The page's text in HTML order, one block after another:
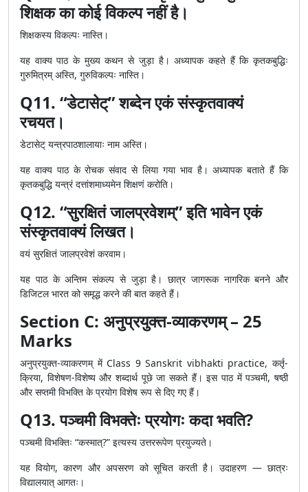
शिक्षक का कोई विकल्प नहीं है।
शिक्षकस्य विकल्पः नास्ति।
यह वाक्य पाठ के मुख्य कथन से जुड़ा है। अध्यापक कहते हैं कि कृतकबुद्धिः
गुरुमित्रम् अस्ति, गुरुविकल्पः नास्ति।
Q11. “डेटासेट्” शब्देन एकं संस्कृतवाक्यं
रचयत।
डेटासेट् यन्त्रपाठशालायाः नाम अस्ति।
यह वाक्य पाठ के रोचक संवाद से लिया गया भाव है। अध्यापक बताते हैं कि
कृतकबुद्धि यन्त्रं दत्तांशमाध्यमेन शिक्षणं करोति।
Q12. “सुरक्षितं जालप्रवेशम्” इति भावेन एकं
संस्कृतवाक्यं लिखत।
वयं सुरक्षितं जालप्रवेशं करवाम।
यह पाठ के अन्तिम संकल्प से जुड़ा है। छात्र जागरूक नागरिक बनने और
डिजिटल भारत को समृद्ध करने की बात कहते हैं।
Section C: अनुप्रयुक्त-व्याकरणम् – 25
Marks
अनुप्रयुक्त-व्याकरणम् में Class 9 Sanskrit vibhakti practice, कर्तृ-
क्रिया, विशेषण-विशेष्य और शब्दार्थ पूछे जा सकते हैं। इस पाठ में पञ्चमी, षष्ठी
और सप्तमी विभक्ति के प्रयोग विशेष रूप से दिए गए हैं।
Q13. पञ्चमी विभक्तेः प्रयोगः कदा भवति?
पञ्चमी विभक्तिः “कस्मात्?” इत्यस्य उत्तररूपेण प्रयुज्यते।
यह वियोग, कारण और अपसरण को सूचित करती है। उदाहरण — छात्रः
विद्यालयात् आगतः।